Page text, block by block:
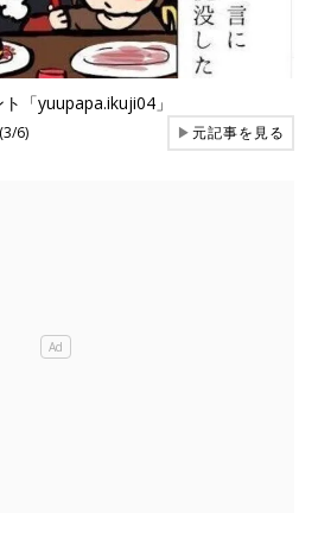
「yuupapa.ikuji04」
6) ▶元記事を見る